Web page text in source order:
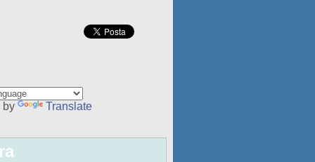
by Translate